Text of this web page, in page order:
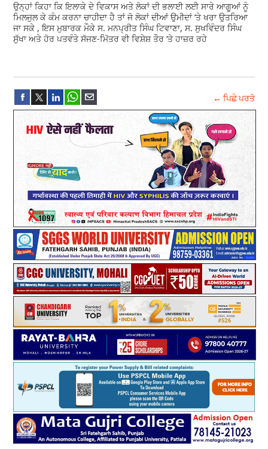
ਉਨ੍ਹਾਂ ਕਿਹਾ ਕਿ ਇਲਾਕੇ ਦੇ ਵਿਕਾਸ ਅਤੇ ਲੋਕਾਂ ਦੀ ਭਲਾਈ ਲਈ ਸਾਰੇ ਆਗੂਆਂ ਨੂੰ
ਮਿਲਜੁਲ ਕੇ ਕੰਮ ਕਰਨਾ ਚਾਹੀਦਾ ਹੈ ਤਾਂ ਜੋ ਲੋਕਾਂ ਦੀਆਂ ਉਮੀਦਾਂ ‘ਤੇ ਖਰਾ ਉਤਰਿਆ
ਜਾ ਸਕੇ , ਇਸ ਮੁਬਾਰਕ ਮੌਕੇ ਸ. ਮਨਪ੍ਰੀਤ ਸਿੰਘ ਟਿਵਾਣਾ, ਸ. ਸੁਖਵਿੰਦਰ ਸਿੰਘ
ਸੁੱਖਾ ਅਤੇ ਹੋਰ ਪਤਵੰਤੇ ਸੱਜਣ-ਮਿੱਤਰ ਵੀ ਵਿਸ਼ੇਸ਼ ਤੌਰ ‘ਤੇ ਹਾਜ਼ਰ ਰਹੇ
← ਪਿਛੇ ਪਰਤੋ